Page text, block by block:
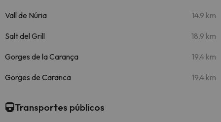
Vall de Núria 14.9 km
Salt del Grill 18.9 km
Gorges de la Carança 19.4 km
Gorges de Caranca 19.4 km
Transportes públicos